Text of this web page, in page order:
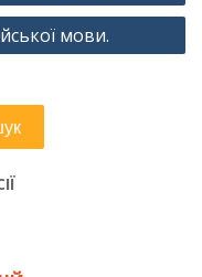
мови.